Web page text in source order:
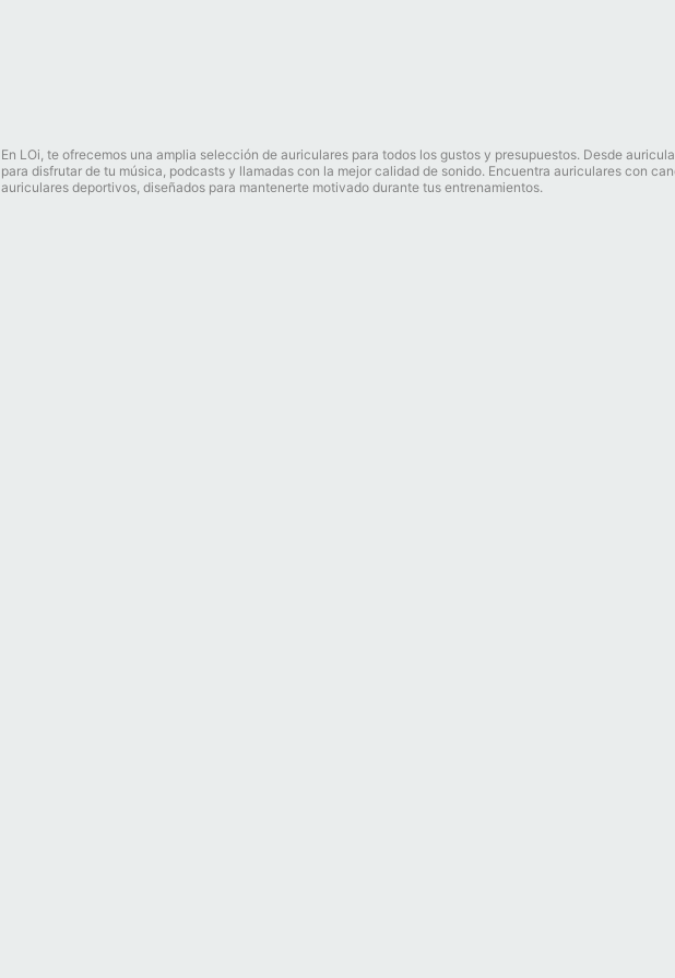
En LOi, te ofrecemos una amplia selección de auriculares para todos los gustos y presupuestos. Desde
para disfrutar de tu música, podcasts y llamadas con la mejor calidad de sonido. Encuentra auriculares con
auriculares deportivos, diseñados para mantenerte motivado durante tus entrenamientos.